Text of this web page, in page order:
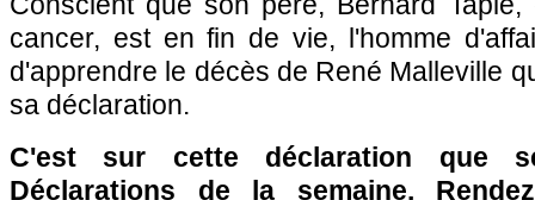
cancer, est en fin de vie, l'homme
d'apprendre le décès de René Malleville
sa déclaration.
C'est sur cette déclaration que
Déclarations de la semaine.